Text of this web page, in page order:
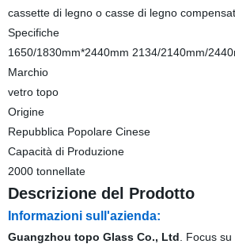
cassette di legno o casse di legno
Specifiche
1650/1830mm*2440mm 2134/2140mm/
Marchio
vetro topo
Origine
Repubblica Popolare Cinese
Capacità di Produzione
2000 tonnellate
Descrizione del Prodotto
Informazioni sull'azienda:
Guangzhou topo Glass Co., Ltd . Focus